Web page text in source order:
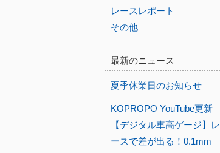
レースレポート
その他
最新のニュース
夏季休業日のお知らせ
KOPROPO YouTube更新
【デジタル車高ゲージ】レ
ースで差が出る！0.1mm